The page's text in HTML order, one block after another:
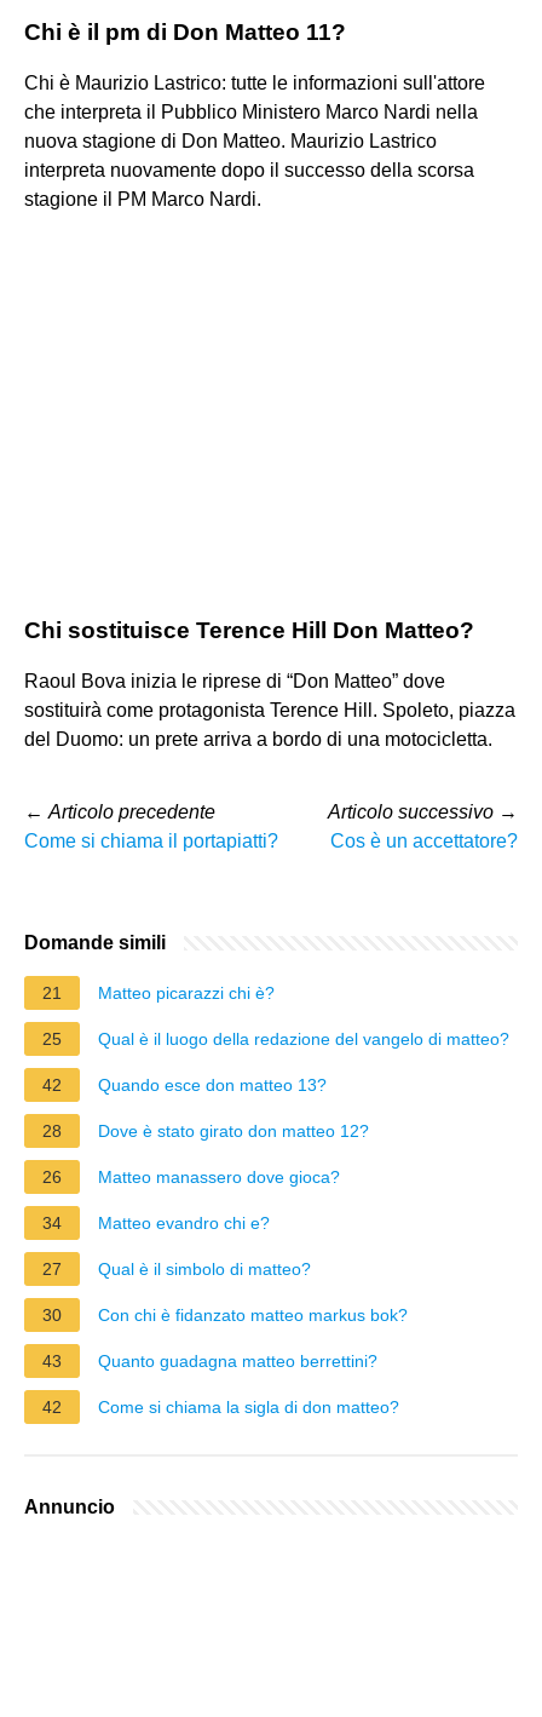
Chi è il pm di Don Matteo 11?
Chi è Maurizio Lastrico: tutte le informazioni sull'attore
che interpreta il Pubblico Ministero Marco Nardi nella
nuova stagione di Don Matteo. Maurizio Lastrico
interpreta nuovamente dopo il successo della scorsa
stagione il PM Marco Nardi.
Chi sostituisce Terence Hill Don Matteo?
Raoul Bova inizia le riprese di “Don Matteo” dove
sostituirà come protagonista Terence Hill. Spoleto, piazza
del Duomo: un prete arriva a bordo di una motocicletta.
← Articolo precedente
Come si chiama il portapiatti?
Articolo successivo →
Cos è un accettatore?
Domande simili
21 Matteo picarazzi chi è?
25 Qual è il luogo della redazione del vangelo di matteo?
42 Quando esce don matteo 13?
28 Dove è stato girato don matteo 12?
26 Matteo manassero dove gioca?
34 Matteo evandro chi e?
27 Qual è il simbolo di matteo?
30 Con chi è fidanzato matteo markus bok?
43 Quanto guadagna matteo berrettini?
42 Come si chiama la sigla di don matteo?
Annuncio